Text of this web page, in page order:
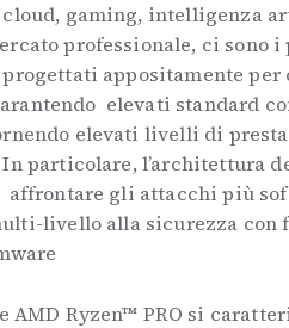
gaming, intelligenza
professionale, ci sono i
progettati appositamente
elevati standard
elevati livelli di
particolare, l’architettura
gli attacchi più
livello alla sicurezza
AMD Ryzen™ PRO si